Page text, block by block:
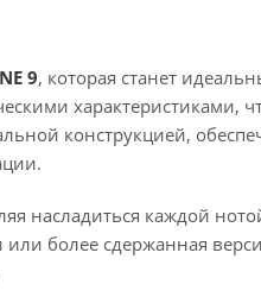
9, которая станет
характеристиками,
конструкцией,
насладиться каждой
более сдержанная